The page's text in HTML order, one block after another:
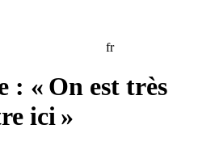
fr
: « On est très
ici »